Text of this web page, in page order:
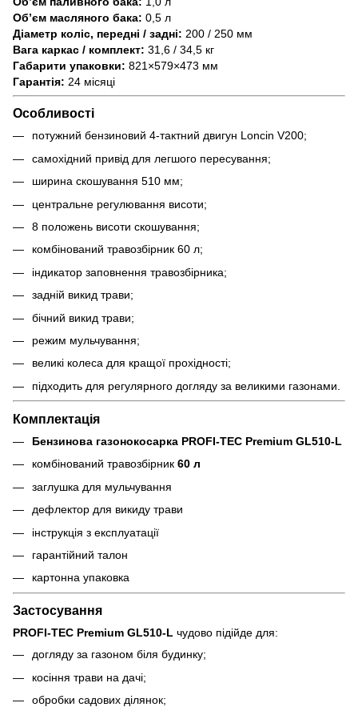
Об’єм масляного бака: 0,5 л
Діаметр коліс, передні / задні: 200 / 250 мм
Вага каркас / комплект: 31,6 / 34,5 кг
Габарити упаковки: 821×579×473 мм
Гарантія: 24 місяці
Особливості
потужний бензиновий 4-тактний двигун Loncin V200;
самохідний привід для легшого пересування;
ширина скошування 510 мм;
центральне регулювання висоти;
8 положень висоти скошування;
комбінований травозбірник 60 л;
індикатор заповнення травозбірника;
задній викид трави;
бічний викид трави;
режим мульчування;
великі колеса для кращої прохідності;
підходить для регулярного догляду за великими газонами.
Комплектація
Бензинова газонокосарка PROFI-TEC Premium GL510-L
комбінований травозбірник 60 л
заглушка для мульчування
дефлектор для викиду трави
інструкція з експлуатації
гарантійний талон
картонна упаковка
Застосування
PROFI-TEC Premium GL510-L чудово підійде для:
догляду за газоном біля будинку;
косіння трави на дачі;
обробки садових ділянок;